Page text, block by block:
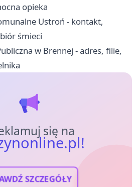
opieka
Ustroń - kontakt,
śmieci
w Brennej - adres, filie,
się na
SZCZEGÓŁY